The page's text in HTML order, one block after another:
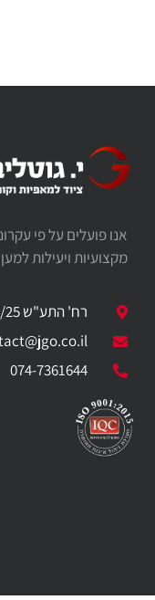
אנו פועלים על פי
מקצועיות ויעילות
רח' התע"ש 24/25, כ"ס 44641
074-7361644